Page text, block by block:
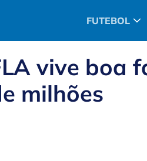
FUTEBOL
vive boa
milhões